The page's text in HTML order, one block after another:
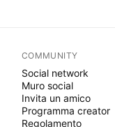
COMMUNITY
Social network
Muro social
Invita un amico
Programma creator
Regolamento